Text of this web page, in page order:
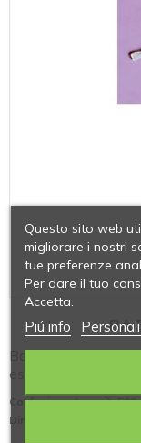
Bacchette
estrazione coaguli
Confezione (pezzi): 500
Dimensioni (Ø x L mm)
Questo sito web
migliorare i nostri
tue preferenze
Per dare il tuo
Accetta.
Piú info